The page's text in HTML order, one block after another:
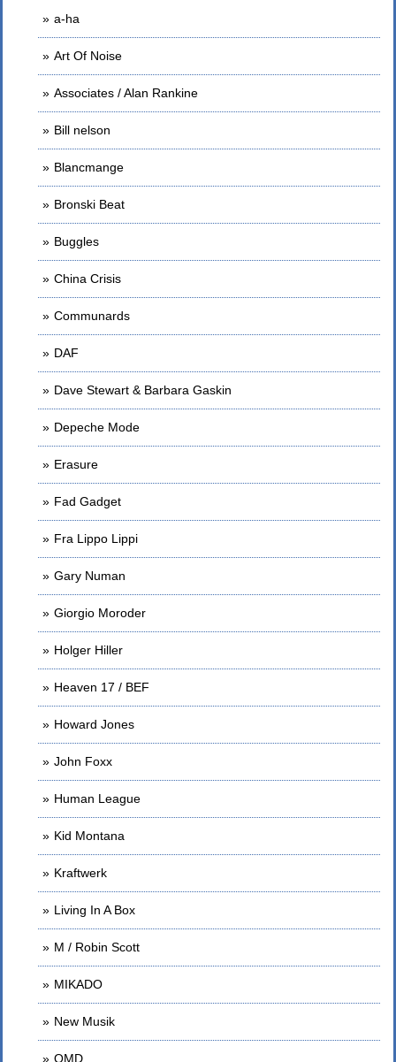
a-ha
Art Of Noise
Associates / Alan Rankine
Bill nelson
Blancmange
Bronski Beat
Buggles
China Crisis
Communards
DAF
Dave Stewart & Barbara Gaskin
Depeche Mode
Erasure
Fad Gadget
Fra Lippo Lippi
Gary Numan
Giorgio Moroder
Holger Hiller
Heaven 17 / BEF
Howard Jones
John Foxx
Human League
Kid Montana
Kraftwerk
Living In A Box
M / Robin Scott
MIKADO
New Musik
OMD